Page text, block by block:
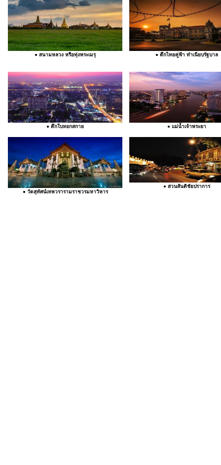
● สนามหลวง หรือทุ่งพระเมรุ ● ตึกไทยคู่ฟ้า ทำเนียบรัฐบาล
● ตึกใบหยกสกาย ● แม่น้ำเจ้าพระยา
● วัดสุทัศน์เทพวรารามราชวรมหาวิหาร
● สวนสันติชัยปราการ